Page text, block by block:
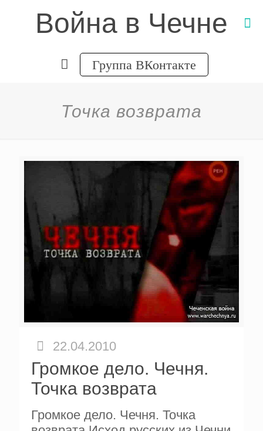
Война в Чечне
Группа ВКонтакте
Точка возврата
22.04.2010
Громкое дело. Чечня.
Точка возврата
Громкое дело. Чечня. Точка